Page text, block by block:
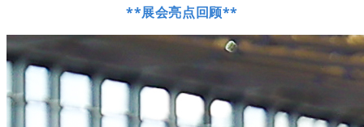
**展会亮点回顾**